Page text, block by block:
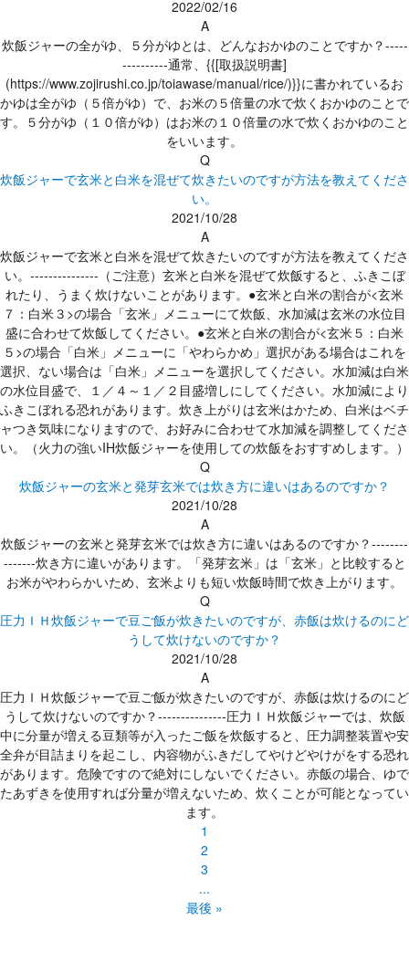
2022/02/16
A
炊飯ジャーの全がゆ、５分がゆとは、どんなおかゆのことですか？-----
----------通常、{{[取扱説明書]
(https://www.zojirushi.co.jp/toiawase/manual/rice/)}}に書かれているお
かゆは全がゆ（５倍がゆ）で、お米の５倍量の水で炊くおかゆのことで
す。５分がゆ（１０倍がゆ）はお米の１０倍量の水で炊くおかゆのこと
をいいます。
Q
炊飯ジャーで玄米と白米を混ぜて炊きたいのですが方法を教えてくださ
い。
2021/10/28
A
炊飯ジャーで玄米と白米を混ぜて炊きたいのですが方法を教えてくださ
い。---------------（ご注意）玄米と白米を混ぜて炊飯すると、ふきこぼ
れたり、うまく炊けないことがあります。●玄米と白米の割合が<玄米
７：白米３>の場合「玄米」メニューにて炊飯、水加減は玄米の水位目
盛に合わせて炊飯してください。●玄米と白米の割合が<玄米５：白米
５>の場合「白米」メニューに「やわらかめ」選択がある場合はこれを
選択、ない場合は「白米」メニューを選択してください。水加減は白米
の水位目盛で、１／４～１／２目盛増しにしてください。水加減により
ふきこぼれる恐れがあります。炊き上がりは玄米はかため、白米はベチ
ャつき気味になりますので、お好みに合わせて水加減を調整してくださ
い。（火力の強いIH炊飯ジャーを使用しての炊飯をおすすめします。）
Q
炊飯ジャーの玄米と発芽玄米では炊き方に違いはあるのですか？
2021/10/28
A
炊飯ジャーの玄米と発芽玄米では炊き方に違いはあるのですか？--------
-------炊き方に違いがあります。「発芽玄米」は「玄米」と比較すると
お米がやわらかいため、玄米よりも短い炊飯時間で炊き上がります。
Q
圧力ＩＨ炊飯ジャーで豆ご飯が炊きたいのですが、赤飯は炊けるのにど
うして炊けないのですか？
2021/10/28
A
圧力ＩＨ炊飯ジャーで豆ご飯が炊きたいのですが、赤飯は炊けるのにど
うして炊けないのですか？---------------圧力ＩＨ炊飯ジャーでは、炊飯
中に分量が増える豆類等が入ったご飯を炊飯すると、圧力調整装置や安
全弁が目詰まりを起こし、内容物がふきだしてやけどやけがをする恐れ
があります。危険ですので絶対にしないでください。赤飯の場合、ゆで
たあずきを使用すれば分量が増えないため、炊くことが可能となってい
ます。
1
2
3
...
最後 »